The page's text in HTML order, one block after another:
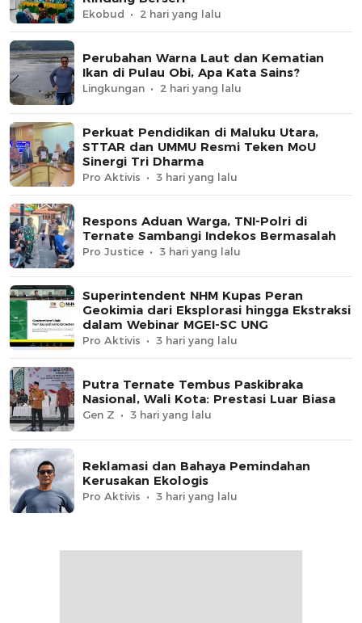
Ekobud 2 hari yang lalu
Perubahan Warna Laut dan Kematian
Ikan di Pulau Obi, Apa Kata Sains?
Lingkungan 2 hari yang lalu
Perkuat Pendidikan di Maluku Utara,
STTAR dan UMMU Resmi Teken MoU
Sinergi Tri Dharma
Pro Aktivis 3 hari yang lalu
Respons Aduan Warga, TNI-Polri di
Ternate Sambangi Indekos Bermasalah
Pro Justice 3 hari yang lalu
Superintendent NHM Kupas Peran
Geokimia dari Eksplorasi hingga Ekstraksi
dalam Webinar MGEI-SC UNG
Pro Aktivis 3 hari yang lalu
Putra Ternate Tembus Paskibraka
Nasional, Wali Kota: Prestasi Luar Biasa
Gen Z 3 hari yang lalu
Reklamasi dan Bahaya Pemindahan
Kerusakan Ekologis
Pro Aktivis 3 hari yang lalu